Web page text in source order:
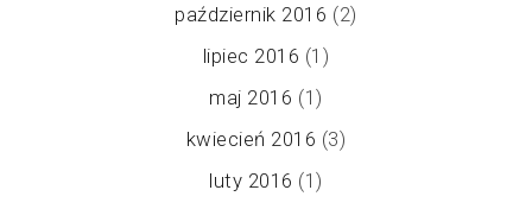
październik 2016 (2)
lipiec 2016 (1)
maj 2016 (1)
kwiecień 2016 (3)
luty 2016 (1)